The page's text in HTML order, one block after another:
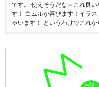
です。 使えそうだな～これ良
す！ 白ムルが喜びます！イラ
ゃいます！ というわけでこれか